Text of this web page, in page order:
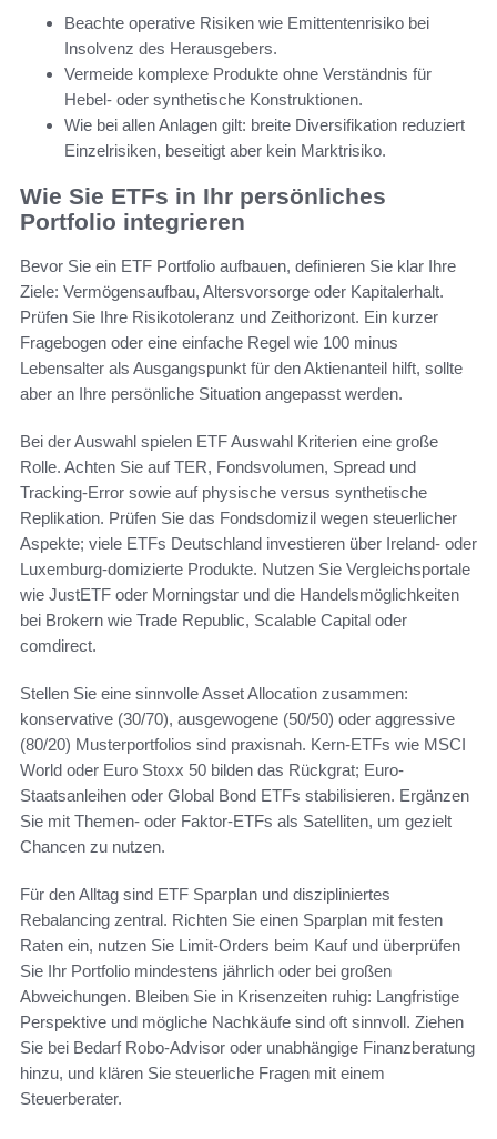
Beachte operative Risiken wie Emittentenrisiko bei
Insolvenz des Herausgebers.
Vermeide komplexe Produkte ohne Verständnis für
Hebel- oder synthetische Konstruktionen.
Wie bei allen Anlagen gilt: breite Diversifikation reduziert
Einzelrisiken, beseitigt aber kein Marktrisiko.
Wie Sie ETFs in Ihr persönliches
Portfolio integrieren
Bevor Sie ein ETF Portfolio aufbauen, definieren Sie klar Ihre
Ziele: Vermögensaufbau, Altersvorsorge oder Kapitalerhalt.
Prüfen Sie Ihre Risikotoleranz und Zeithorizont. Ein kurzer
Fragebogen oder eine einfache Regel wie 100 minus
Lebensalter als Ausgangspunkt für den Aktienanteil hilft, sollte
aber an Ihre persönliche Situation angepasst werden.
Bei der Auswahl spielen ETF Auswahl Kriterien eine große
Rolle. Achten Sie auf TER, Fondsvolumen, Spread und
Tracking-Error sowie auf physische versus synthetische
Replikation. Prüfen Sie das Fondsdomizil wegen steuerlicher
Aspekte; viele ETFs Deutschland investieren über Ireland- oder
Luxemburg-domizierte Produkte. Nutzen Sie Vergleichsportale
wie JustETF oder Morningstar und die Handelsmöglichkeiten
bei Brokern wie Trade Republic, Scalable Capital oder
comdirect.
Stellen Sie eine sinnvolle Asset Allocation zusammen:
konservative (30/70), ausgewogene (50/50) oder aggressive
(80/20) Musterportfolios sind praxisnah. Kern-ETFs wie MSCI
World oder Euro Stoxx 50 bilden das Rückgrat; Euro-
Staatsanleihen oder Global Bond ETFs stabilisieren. Ergänzen
Sie mit Themen- oder Faktor-ETFs als Satelliten, um gezielt
Chancen zu nutzen.
Für den Alltag sind ETF Sparplan und diszipliniertes
Rebalancing zentral. Richten Sie einen Sparplan mit festen
Raten ein, nutzen Sie Limit-Orders beim Kauf und überprüfen
Sie Ihr Portfolio mindestens jährlich oder bei großen
Abweichungen. Bleiben Sie in Krisenzeiten ruhig: Langfristige
Perspektive und mögliche Nachkäufe sind oft sinnvoll. Ziehen
Sie bei Bedarf Robo-Advisor oder unabhängige Finanzberatung
hinzu, und klären Sie steuerliche Fragen mit einem
Steuerberater.